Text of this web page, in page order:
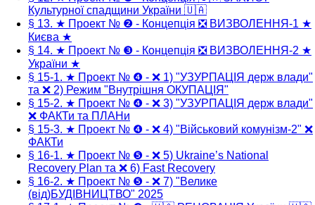
Культурної спадщини України 🇺🇦
§ 13. ★ Проект № ❷ - Концепція ❎ ВИЗВОЛЕННЯ-1 ★
Києва ★
§ 14. ★ Проект № ❸ - Концепція ❎ ВИЗВОЛЕННЯ-2 ★
України ★
§ 15-1. ★ Проект № ❹ - ❌ 1) "УЗУРПАЦІЯ держ влади"
та ❌ 2) Режим "Внутрішня ОКУПАЦІЯ"
§ 15-2. ★ Проект № ❹ - ❌ 3) "УЗУРПАЦІЯ держ влади"
❌ ФАКТи та ПЛАНи
§ 15-3. ★ Проект № ❹ - ❌ 4) "Військовий комунізм-2" ❌
ФАКТи
§ 16-1. ★ Проект № ❺ - ❌ 5) Ukraine’s National
Recovery Plan та ❌ 6) Fast Recovery
§ 16-2. ★ Проект № ❺ - ❌ 7) "Велике
(від)БУДІВНИЦТВО" 2025